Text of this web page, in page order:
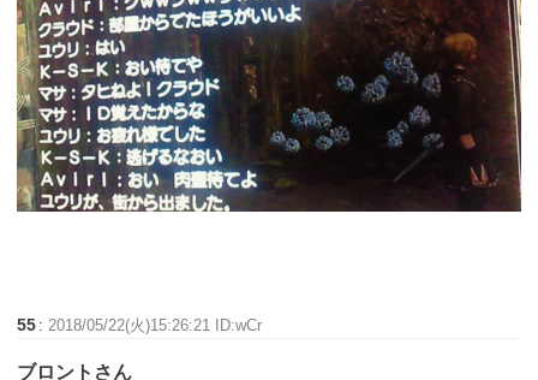
55 : 2018/05/22(火)15:26:21 ID:wCr
ブロントさん